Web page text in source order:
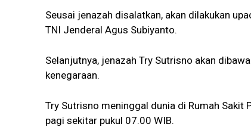
Seusai jenazah disalatkan, akan dilakukan
TNI Jenderal Agus Subiyanto.
Selanjutnya, jenazah Try Sutrisno akan
kenegaraan.
Try Sutrisno meninggal dunia di Rumah Sakit
pagi sekitar pukul 07.00 WIB.